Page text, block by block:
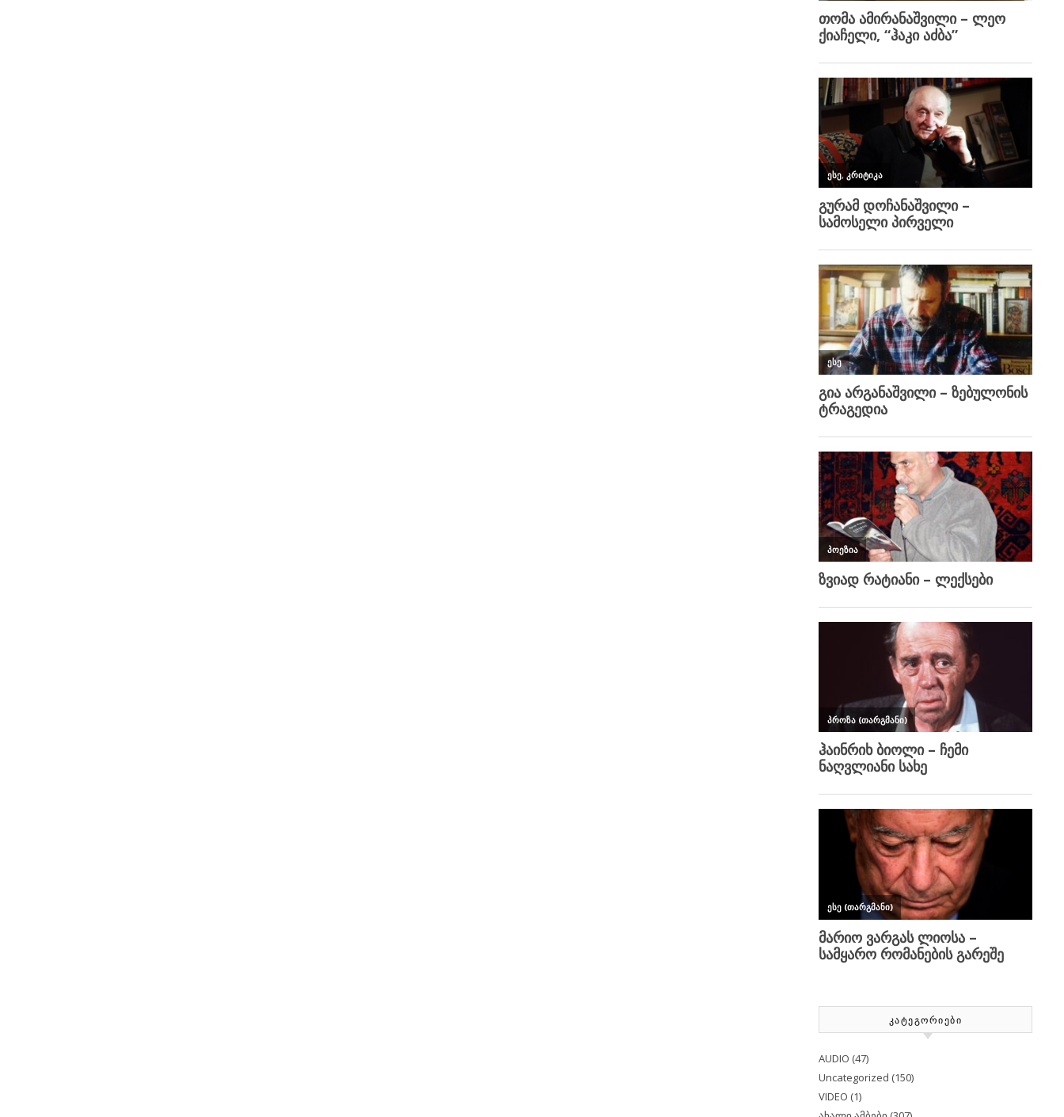
ᲙᲐᲢᲔᲒᲝᲠᲘᲔᲑᲘ
AUDIO (47)
Uncategorized (150)
VIDEO (1)